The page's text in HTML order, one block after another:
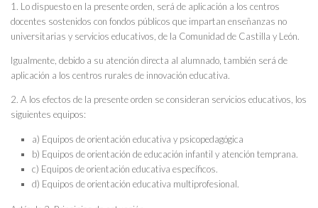
1. Lo dispuesto en la presente orden, será de aplicación a los centros
docentes sostenidos con fondos públicos que impartan enseñanzas no
universitarias y servicios educativos, de la Comunidad de Castilla y León.
Igualmente, debido a su atención directa al alumnado, también será de
aplicación a los centros rurales de innovación educativa.
2. A los efectos de la presente orden se consideran servicios educativos, los
siguientes equipos:
a) Equipos de orientación educativa y psicopedagógica
b) Equipos de orientación de educación infantil y atención temprana.
c) Equipos de orientación educativa específicos.
d) Equipos de orientación educativa multiprofesional.